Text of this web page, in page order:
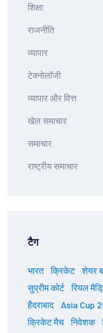
शिक्षा
राजनीति
व्यापार
टेक्नोलॉजी
व्यापार और वित्त
खेल समाचार
समाचार
राष्ट्रीय समाचार
टैग
भारत क्रिकेट शेयर
सुप्रीम कोर्ट
रियल
हैदराबाद
Asia Cup
क्रिकेट मैच
निवेशक